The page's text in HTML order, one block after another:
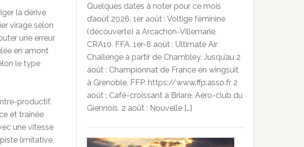
la dérive
virage selon
une erreur
en amont
le type
productif.
et traînée
une vitesse
limitative,
Quelques dates à noter pour ce mois
d’août 2026. 1er août : Voltige féminine
(découverte) à Arcachon-Villemarie.
CRA10. FFA. 1er-8 août : Ultimate Air
Challenge à partir de Chambley. Jusqu’au 2
août : Championnat de France en wingsuit
à Grenoble. FFP. https://www.ffp.asso.fr 2
août : Café-croissant à Briare. Aéro-club du
Giennois. 2 août : Nouvelle […]